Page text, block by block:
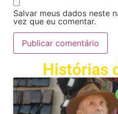
Salvar meus dados neste
vez que eu comentar.
Histórias